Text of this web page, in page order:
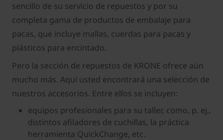
sencillo de su servicio de repuestos y por su
completa gama de productos de embalaje para
pacas, que incluye mallas, cuerdas para pacas y
plásticos para encintado.
Pero la sección de repuestos de KRONE ofrece aún
mucho más. Aquí usted encontrará una selección de
nuestros accesorios. Entre ellos se incluyen:
equipos profesionales para su taller, como, p. ej.,
distintos afiladores de cuchillas, la práctica
herramienta QuickChange, etc.